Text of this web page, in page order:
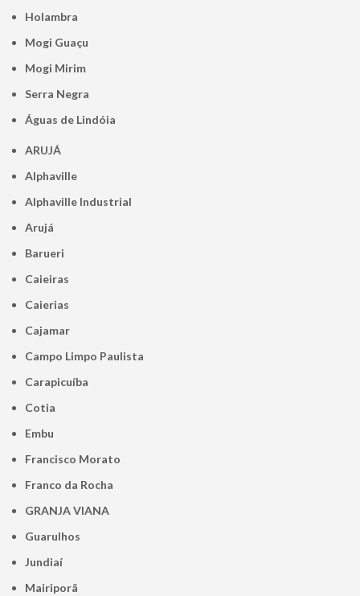
Holambra
Mogi Guaçu
Mogi Mirim
Serra Negra
Águas de Lindóia
ARUJÁ
Alphaville
Alphaville Industrial
Arujá
Barueri
Caieiras
Caierias
Cajamar
Campo Limpo Paulista
Carapicuíba
Cotia
Embu
Francisco Morato
Franco da Rocha
GRANJA VIANA
Guarulhos
Jundiaí
Mairiporã